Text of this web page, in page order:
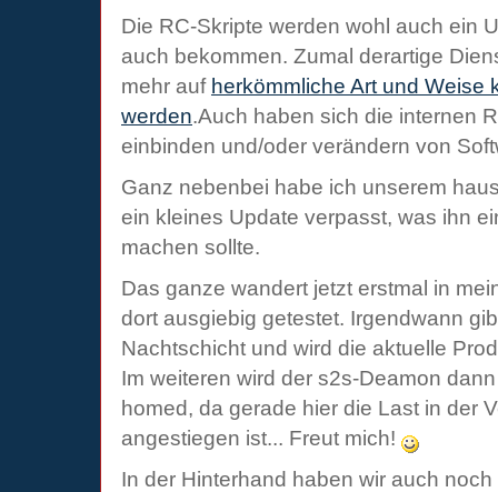
Die RC-Skripte werden wohl auch ein
auch bekommen. Zumal derartige
mehr auf herkömmliche Art und Weise
werden.Auch haben sich die internen
einbinden und/oder verändern von
Ganz nebenbei habe ich unserem
ein kleines Update verpasst, was ihn
machen sollte.
Das ganze wandert jetzt erstmal in
dort ausgiebig getestet. Irgendwann
Nachtschicht und wird die aktuelle
Im weiteren wird der s2s-Deamon
homed, da gerade hier die Last in der
angestiegen ist... Freut mich!
In der Hinterhand haben wir auch